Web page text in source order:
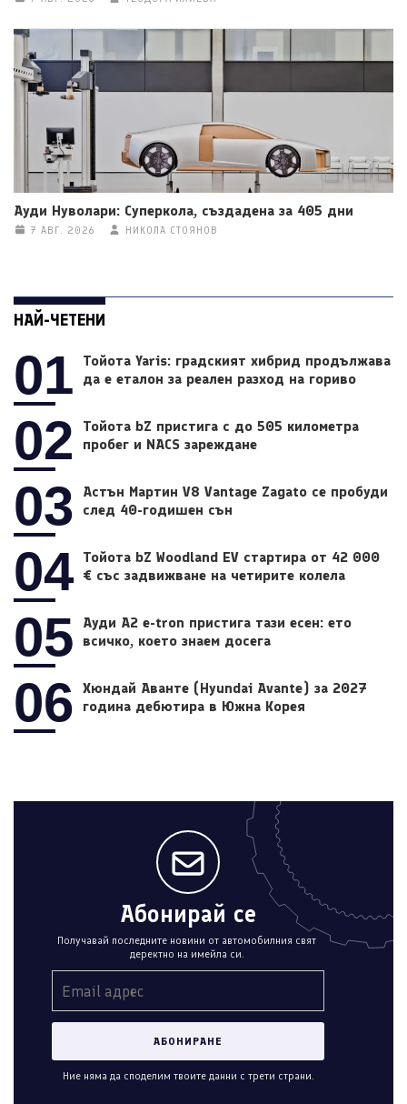
Ауди Нуволари: Суперкола, създадена за 405 дни
7 АВГ. 2026 НИКОЛА СТОЯНОВ
НАЙ-ЧЕТЕНИ
01
Тойота Yaris: градският хибрид продължава
да е еталон за реален разход на гориво
02
Тойота bZ пристига с до 505 километра
пробег и NACS зареждане
03
Астън Мартин V8 Vantage Zagato се пробуди
след 40-годишен сън
04 Тойота bZ Woodland EV стартира от 42 000
€ със задвижване на четирите колела
05
Ауди A2 e-tron пристига тази есен: ето
всичко, което знаем досега
06
Хюндай Аванте (Hyundai Avante) за 2027
година дебютира в Южна Корея
Абонирай се
Получавай последните новини от автомобилния свят
деректно на имейла си.
Ние няма да споделим твоите данни с трети страни.